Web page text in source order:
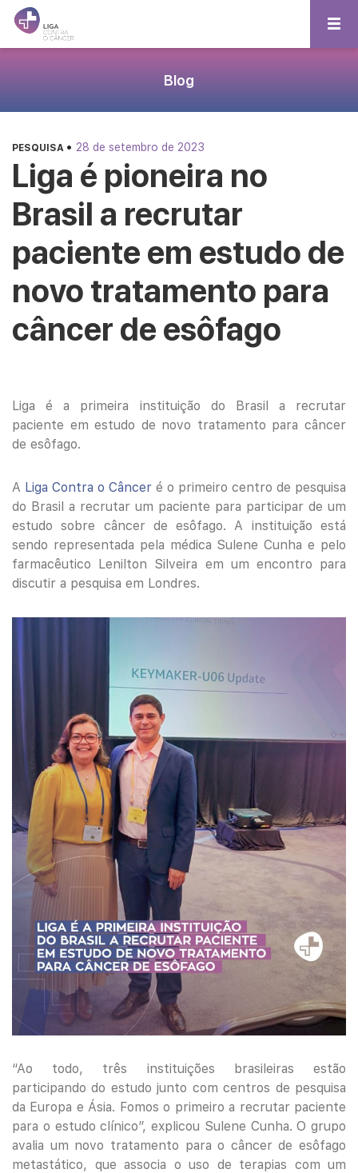
Blog
PESQUISA • 28 de setembro de 2023
Liga é pioneira no
Brasil a recrutar
paciente em estudo de
novo tratamento para
câncer de esôfago
Liga é a primeira instituição do Brasil a recrutar
paciente em estudo de novo tratamento para câncer
de esôfago.
A Liga Contra o Câncer é o primeiro centro de pesquisa
do Brasil a recrutar um paciente para participar de um
estudo sobre câncer de esôfago.A instituição está
sendo representada pela médica Sulene Cunha e pelo
farmacêutico Lenilton Silveira em um encontro para
discutir a pesquisa em Londres.
“Ao todo, três instituições brasileiras estão
participando do estudo junto com centros de pesquisa
da Europa e Ásia. Fomos o primeiro a recrutar paciente
para o estudo clínico”, explicou Sulene Cunha. O grupo
avalia um novo tratamento para o câncer de esôfago
metastático, que associa o uso de terapias com um